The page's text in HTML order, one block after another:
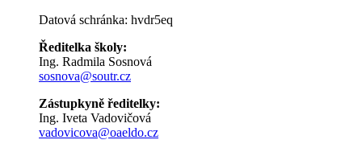
Datová schránka: hvdr5eq
Ředitelka školy:
Ing. Radmila Sosnová
sosnova@soutr.cz
Zástupkyně ředitelky:
Ing. Iveta Vadovičová
vadovicova@oaeldo.cz